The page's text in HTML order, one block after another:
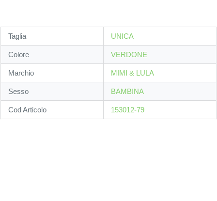
Taglia UNICA
Colore VERDONE
Marchio MIMI & LULA
Sesso BAMBINA
Cod Articolo 153012-79